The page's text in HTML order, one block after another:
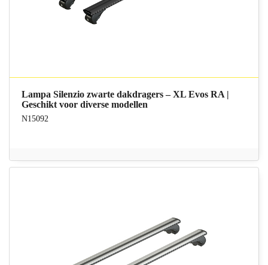
Lampa Silenzio zwarte dakdragers – XL Evos RA |
Geschikt voor diverse modellen
N15092